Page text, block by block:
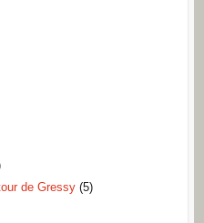
de Gressy(5)